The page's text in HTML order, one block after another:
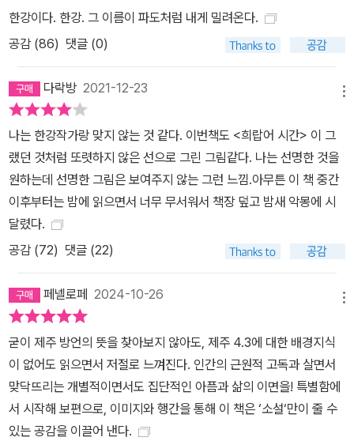
뜨지도 감지도 못하고 그 팔에 매달려 걸었다는 열세 살 아이가.(87
작가는 이 소설이 “지극한 사랑에 대한 소설이기를 빈다”(‘작가의
지 않았던 인선의 어머니 정심의 마음에 있을 것이다. 그것이 어디가
바닥인지 알 수 없는 막막한 어둠 속에서도 빛을 잃지 않게 했을 것이
다. 하지만 그것이 그저 환하고 따뜻하기만 한 것은 아니라는 사실 또
한 우리는 알게 된다. 그 사랑이 지극하고 간절한 만큼 그것은 무엇보
다 무서운 고통이기도 하다는 사실을 말이다. 뻐근한 사랑이 살갗을
타고 스며들었던 걸 기억해. 골수에 사무치고 심장이 오그라드는……
그때 알았어. 사랑이 얼마나 무서운 고통인지.(311쪽) 인선의 어머니
정심이 일평생 그랬던 것처럼, 인선은 어머니의 삶이 자신에게 스며
오는 것에 고통스러워하면서도 그 사랑을 외면하지 못하고, 경하 또
한 인선의 마음이 자신의 마음으로 겹쳐지는 것에 힘겨워하면서도 그
마음을 내치지 못한다. “이 눈보라를 뚫고 오늘밤 그녀의 집으로 갈
만큼 그 새를 사랑하지 않는다”(88쪽)고, “이런 고통을 느낄 만큼 사
랑한 적도 없다”(152쪽)고 고개를 저으면서도 어쩌지 못하고 그 사
랑에 손을 내밀어 기어이 고통을 택하는 것이, 그것만이 오직 인간이
인간일 수 있는 길이라고 소설은 말하는지도 모른다. 그것만이 절멸
로부터 삶을 지켜내는 길이리라고. 어쩌면 실은 그 부름은 이미 언제
한강이다. 한강. 그 이름이 파도처럼 내게 밀려온다.
공감 (86) 댓글 (0)
다락방 2021-12-23
나는 한강작가랑 맞지 않는 것 같다. 이번책도 <희랍어 시간> 이 그
랬던 것처럼 또렷하지 않은 선으로 그린 그림같다. 나는 선명한 것을
원하는데 선명한 그림은 보여주지 않는 그런 느낌.아무튼 이 책 중간
이후부터는 밤에 읽으면서 너무 무서워서 책장 덮고 밤새 악몽에 시
달렸다.
공감 (72) 댓글 (22)
페넬로페 2024-10-26
굳이 제주 방언의 뜻을 찾아보지 않아도, 제주 4.3에 대한 배경지식
이 없어도 읽으면서 저절로 느껴진다. 인간의 근원적 고독과 살면서
맞닥뜨리는 개별적이면서도 집단적인 아픔과 삶의 이면을! 특별함에
서 시작해 보편으로, 이미지와 행간을 통해 이 책은 ‘소설‘만이 줄 수
있는 공감을 이끌어 낸다.